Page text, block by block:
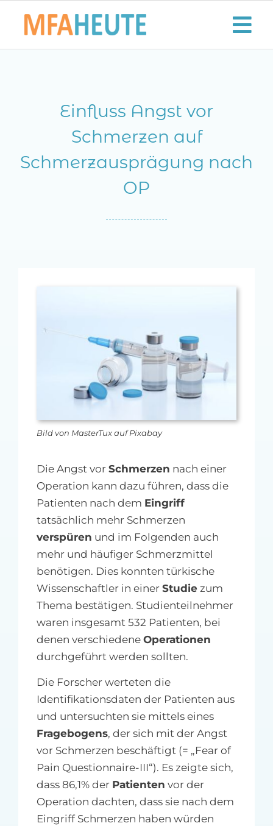
Inhalt
Aktuelles
Ihre Werbung auf MFA-heute.de
Einfluss Angst vor
Schmerzen auf
Schmerzausprägung nach
OP
Bild von MasterTux auf Pixabay
Die Angst vor Schmerzen nach einer
Operation kann dazu führen, dass die
Patienten nach dem Eingriff
tatsächlich mehr Schmerzen
verspüren und im Folgenden auch
mehr und häufiger Schmerzmittel
benötigen. Dies konnten türkische
Wissenschaftler in einer Studiezum
Thema bestätigen. Studienteilnehmer
waren insgesamt 532 Patienten, bei
denen verschiedene Operationen
durchgeführt werden sollten.
Die Forscher werteten die
Identifikationsdaten der Patienten aus
und untersuchten sie mittels eines
Fragebogens, der sich mit der Angst
vor Schmerzen beschäftigt (= „Fear of
Pain Questionnaire-III“). Es zeigte sich,
dass 86,1% der Patienten vor der
Operation dachten, dass sie nach dem
Eingriff Schmerzen haben würden